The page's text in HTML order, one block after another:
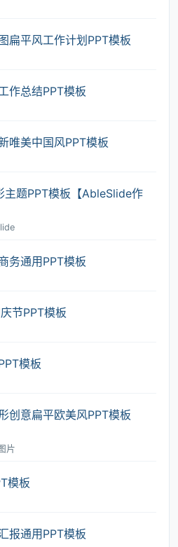
扁平风工作计划PPT模板
作总结PPT模板
唯美中国风PPT模板
主题PPT模板【AbleSlide作
务通用PPT模板
节PPT模板
模板
创意扁平欧美风PPT模板
片
模板
报通用PPT模板